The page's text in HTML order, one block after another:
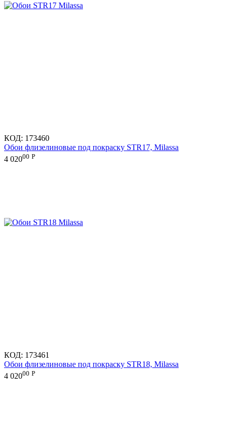
КОД: 173460
Обои флизелиновые под покраску STR17, Milassa
4 02000 Р
КОД: 173461
Обои флизелиновые под покраску STR18, Milassa
4 02000 Р